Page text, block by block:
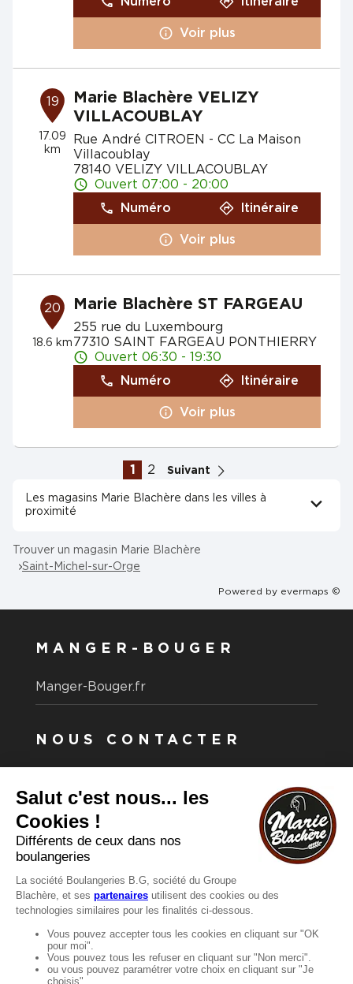
Voir plus
19
17.09
km
Marie Blachère VELIZY
VILLACOUBLAY
Rue André CITROEN - CC La Maison
Villacoublay
78140 VELIZY VILLACOUBLAY
Ouvert 07:00 - 20:00
Numéro
Itinéraire
Voir plus
20
18.6 km
Marie Blachère ST FARGEAU
255 rue du Luxembourg
77310 SAINT FARGEAU PONTHIERRY
Ouvert 06:30 - 19:30
Numéro
Itinéraire
Voir plus
1 2 Suivant
Les magasins Marie Blachère dans les villes à
proximité
Trouver un magasin Marie Blachère
Saint-Michel-sur-Orge
Powered by evermaps ©
MANGER-BOUGER
Manger-Bouger.fr
NOUS CONTACTER
Vous souhaitez nous contacter ?
Consultez notre FAQ.
FAQ
Recrutement
MENTIONS
Mentions légales